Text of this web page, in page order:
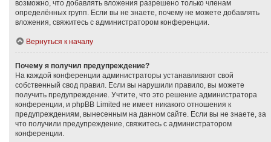
возможно, что добавлять вложения разрешено только членам
определённых групп. Если вы не знаете, почему не можете добавлять
вложения, свяжитесь с администратором конференции.
Вернуться к началу
Почему я получил предупреждение?
На каждой конференции администраторы устанавливают свой
собственный свод правил. Если вы нарушили правило, вы можете
получить предупреждение. Учтите, что это решение администратора
конференции, и phpBB Limited не имеет никакого отношения к
предупреждениям, вынесенным на данном сайте. Если вы не знаете, за
что получили предупреждение, свяжитесь с администратором
конференции.